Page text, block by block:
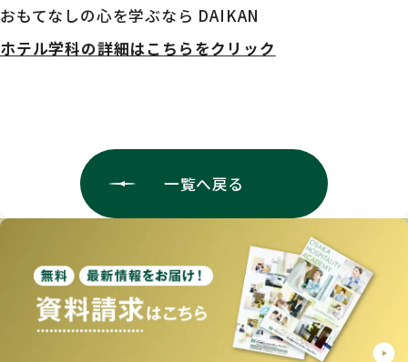
おもてなしの心を学ぶなら DAIKAN
ホテル学科の詳細はこちらをクリック
一覧へ戻る